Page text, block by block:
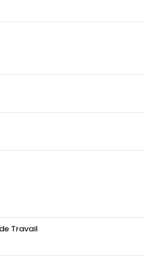
Travail